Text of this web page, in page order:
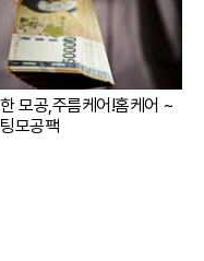
모공,주름케어!홈케어 ~
모공팩